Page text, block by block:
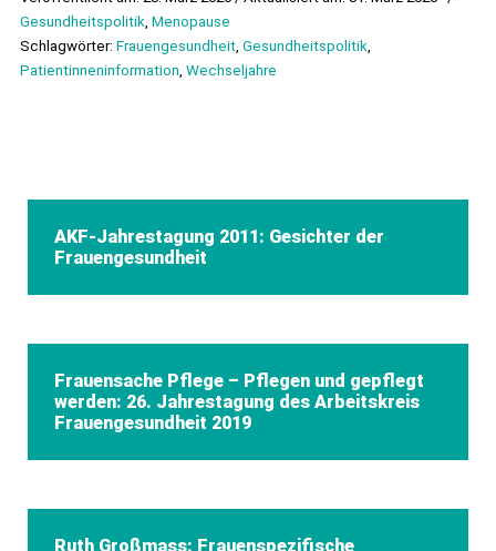
Gesundheitspolitik, Menopause
Schlagwörter: Frauengesundheit, Gesundheitspolitik,
Patientinneninformation, Wechseljahre
AKF-Jahrestagung 2011: Gesichter der
Frauengesundheit
Frauensache Pflege – Pflegen und gepflegt
werden: 26. Jahrestagung des Arbeitskreis
Frauengesundheit 2019
Ruth Großmass: Frauenspezifische